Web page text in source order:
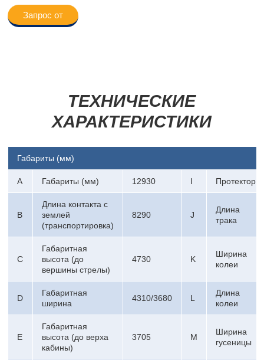
Запрос от
ТЕХНИЧЕСКИЕ
ХАРАКТЕРИСТИКИ
Габариты (мм)
A Габариты (мм) 12930 I Протектор
B
Длина контакта с
землей
(транспортировка)
8290 J
Длина
трака
C
Габаритная
высота (до
вершины стрелы)
4730 K
Ширина
колеи
D
Габаритная
ширина
4310/3680 L
Длина
колеи
E
Габаритная
высота (до верха
кабины)
3705 M
Ширина
гусеницы